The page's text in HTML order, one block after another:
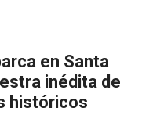
en Santa
inédita de
históricos